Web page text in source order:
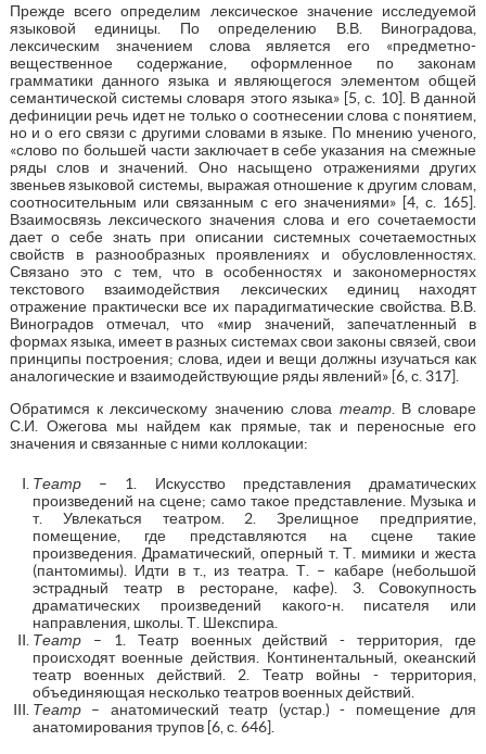
Прежде всего определим лексическое значение исследуемой
языковой единицы. По определению В.В. Виноградова,
лексическим значением слова является его «предметно-
вещественное содержание, оформленное по законам
грамматики данного языка и являющегося элементом общей
семантической системы словаря этого языка» [5, с. 10]. В данной
дефиниции речь идет не только о соотнесении слова с понятием,
но и о его связи с другими словами в языке. По мнению ученого,
«слово по большей части заключает в себе указания на смежные
ряды слов и значений. Оно насыщено отражениями других
звеньев языковой системы, выражая отношение к другим словам,
соотносительным или связанным с его значениями» [4, с. 165].
Взаимосвязь лексического значения слова и его сочетаемости
дает о себе знать при описании системных сочетаемостных
свойств в разнообразных проявлениях и обусловленностях.
Связано это с тем, что в особенностях и закономерностях
текстового взаимодействия лексических единиц находят
отражение практически все их парадигматические свойства. В.В.
Виноградов отмечал, что «мир значений, запечатленный в
формах языка, имеет в разных системах свои законы связей, свои
принципы построения; слова, идеи и вещи должны изучаться как
аналогические и взаимодействующие ряды явлений» [6, с. 317].
Обратимся к лексическому значению слова театр. В словаре
С.И. Ожегова мы найдем как прямые, так и переносные его
значения и связанные с ними коллокации:
Театр– 1. Искусство представления драматических
произведений на сцене; само такое представление. Музыка и
т. Увлекаться театром. 2. Зрелищное предприятие,
помещение, где представляются на сцене такие
произведения. Драматический, оперный т. Т. мимики и жеста
(пантомимы). Идти в т., из театра. Т. – кабаре (небольшой
эстрадный театр в ресторане, кафе). 3. Совокупность
драматических произведений какого-н. писателя или
направления, школы. Т. Шекспира.
Театр– 1. Театр военных действий - территория, где
происходят военные действия. Континентальный, океанский
театр военных действий. 2. Театр войны - территория,
объединяющая несколько театров военных действий.
Театр – анатомический театр (устар.) - помещение для
анатомирования трупов [6, с. 646].